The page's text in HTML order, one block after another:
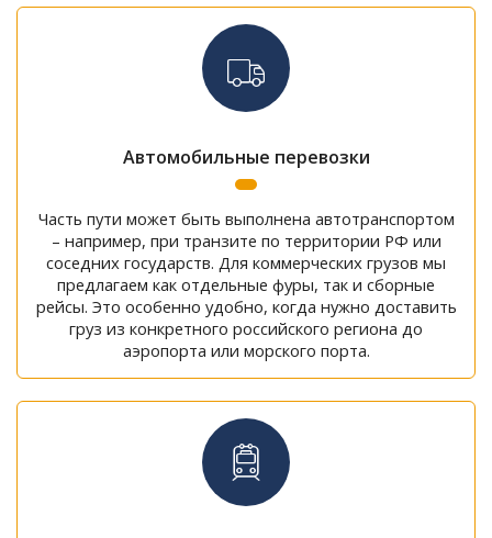
Автомобильные перевозки
Часть пути может быть выполнена автотранспортом
– например, при транзите по территории РФ или
соседних государств. Для коммерческих грузов мы
предлагаем как отдельные фуры, так и сборные
рейсы. Это особенно удобно, когда нужно доставить
груз из конкретного российского региона до
аэропорта или морского порта.